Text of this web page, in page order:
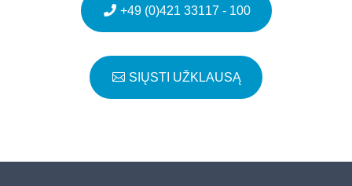
+49 (0)421 33117 - 100
SIŲSTI UŽKLAUSĄ